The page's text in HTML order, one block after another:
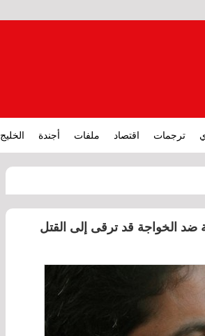
ترجمات اقتصاد ملفات أجندة الخليج
ضد الخواجة قد ترقى إلى القتل